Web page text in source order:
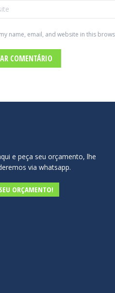
name, email, and website in this
COMENTÁRIO
e peça seu orçamento, lhe
via whatsapp.
ORÇAMENTO!